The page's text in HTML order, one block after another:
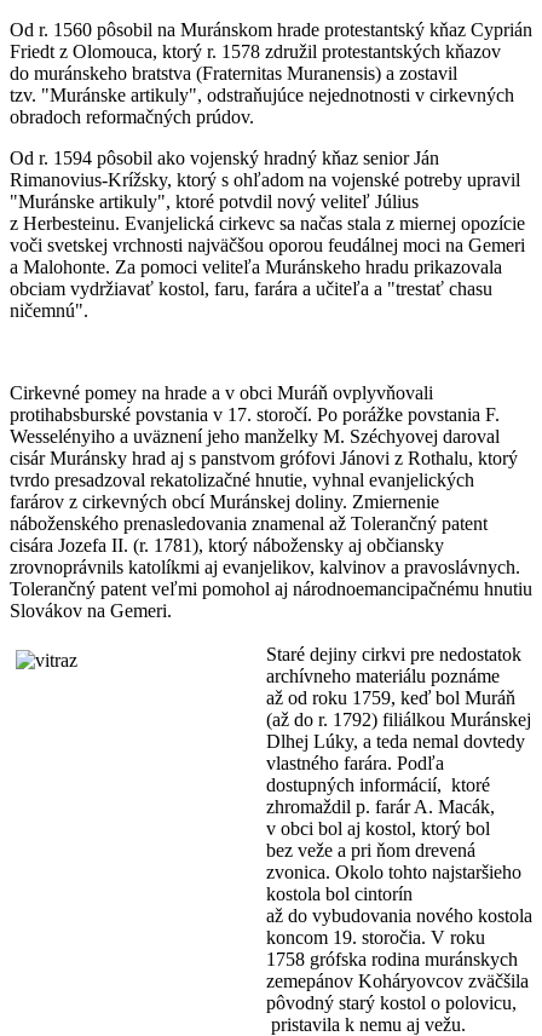
Od r. 1560 pôsobil na Muránskom hrade protestantský kňaz Cyprián
Friedt z Olomouca, ktorý r. 1578 združil protestantských kňazov
do muránskeho bratstva (Fraternitas Muranensis) a zostavil
tzv. "Muránske artikuly", odstraňujúce nejednotnosti v cirkevných
obradoch reformačných prúdov.
Od r. 1594 pôsobil ako vojenský hradný kňaz senior Ján
Rimanovius-Krížsky, ktorý s ohľadom na vojenské potreby upravil
"Muránske artikuly", ktoré potvdil nový veliteľ Július
z Herbesteinu. Evanjelická cirkevc sa načas stala z miernej opozície
voči svetskej vrchnosti najväčšou oporou feudálnej moci na Gemeri
a Malohonte. Za pomoci veliteľa Muránskeho hradu prikazovala
obciam vydržiavať kostol, faru, farára a učiteľa a "trestať chasu
ničemnú".
Cirkevné pomey na hrade a v obci Muráň ovplyvňovali
protihabsburské povstania v 17. storočí. Po porážke povstania F.
Wesselényiho a uväznení jeho manželky M. Széchyovej daroval
cisár Muránsky hrad aj s panstvom grófovi Jánovi z Rothalu, ktorý
tvrdo presadzoval rekatolizačné hnutie, vyhnal evanjelických
farárov z cirkevných obcí Muránskej doliny. Zmiernenie
náboženského prenasledovania znamenal až Tolerančný patent
cisára Jozefa II. (r. 1781), ktorý nábožensky aj občiansky
zrovnoprávnils katolíkmi aj evanjelikov, kalvinov a pravoslávnych.
Tolerančný patent veľmi pomohol aj národnoemancipačnému hnutiu
Slovákov na Gemeri.
Staré dejiny cirkvi pre nedostatok
archívneho materiálu poznáme
až od roku 1759, keď bol Muráň
(až do r. 1792) filiálkou Muránskej
Dlhej Lúky, a teda nemal dovtedy
vlastného farára. Podľa
dostupných informácií, ktoré
zhromaždil p. farár A. Macák,
v obci bol aj kostol, ktorý bol
bez veže a pri ňom drevená
zvonica. Okolo tohto najstaršieho
kostola bol cintorín
až do vybudovania nového kostola
koncom 19. storočia. V roku
1758 grófska rodina muránskych
zemepánov Koháryovcov zväčšila
pôvodný starý kostol o polovicu,
pristavila k nemu aj vežu.